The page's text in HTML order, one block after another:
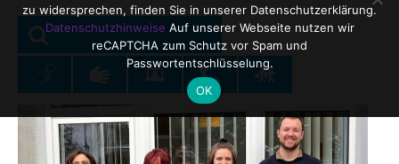
Search
for:
SEARCH
zu widersprechen, finden Sie in unserer Datenschutzerklärung.
Datenschutzhinweise Auf unserer Webseite nutzen wir
reCAPTCHA zum Schutz vor Spam und
Passwortentschlüsselung.
OK